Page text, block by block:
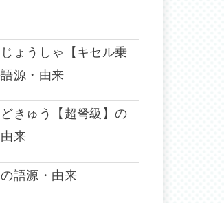
ょうしゃ【キセル乗
源・由来
きゅう【超弩級】の
来
語源・由来